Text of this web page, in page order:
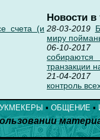
счета (и
Новости в
28-03-2019
миру
06-10-2017
транзакции
21-04-2017
контроль
▪ ОБЩЕНИЕ ▪